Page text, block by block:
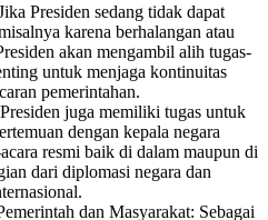
Presiden sedang tidak dapat
karena berhalangan atau
akan mengambil alih tugas-
untuk menjaga kontinuitas
pemerintahan.
juga memiliki tugas untuk
dengan kepala negara
resmi baik di dalam maupun di
dari diplomasi negara dan
dan Masyarakat: Sebagai